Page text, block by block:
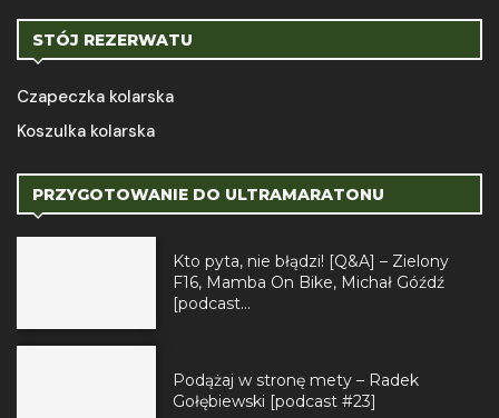
STÓJ REZERWATU
Czapeczka kolarska
Koszulka kolarska
PRZYGOTOWANIE DO ULTRAMARATONU
Kto pyta, nie błądzi! [Q&A] – Zielony
F16, Mamba On Bike, Michał Góźdź
[podcast...
Podążaj w stronę mety – Radek
Gołębiewski [podcast #23]